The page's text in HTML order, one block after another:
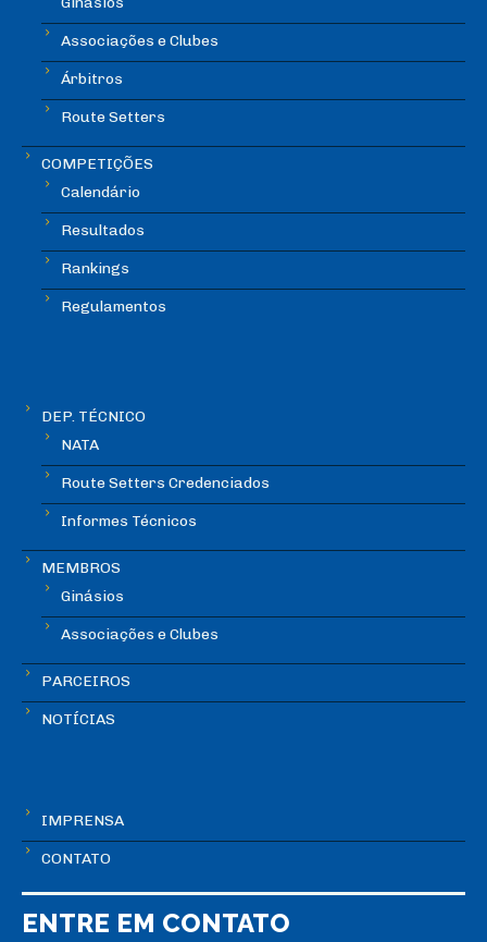
Associações e Clubes
Árbitros
Route Setters
COMPETIÇÕES
Calendário
Resultados
Rankings
Regulamentos
DEP. TÉCNICO
NATA
Route Setters Credenciados
Informes Técnicos
MEMBROS
Ginásios
Associações e Clubes
PARCEIROS
NOTÍCIAS
IMPRENSA
CONTATO
ENTRE EM CONTATO